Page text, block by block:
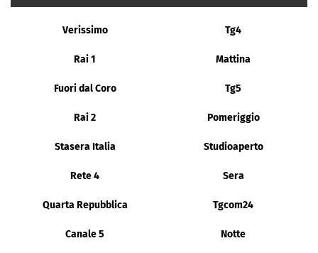
Verissimo Tg4
Rai 1 Mattina
Fuori dal Coro Tg5
Rai 2 Pomeriggio
Stasera Italia Studioaperto
Rete 4 Sera
Quarta Repubblica Tgcom24
Canale 5 Notte